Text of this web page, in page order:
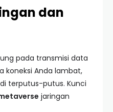
dan
pada transmisi data
koneksi Anda lambat,
terputus-putus. Kunci
jaringan